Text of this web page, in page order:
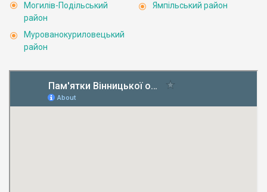
Могилів-Подільський
район
Мурованокуриловецький
район
Ямпільський район